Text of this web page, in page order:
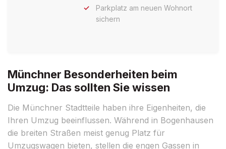
Parkplatz am neuen Wohnort
sichern
Münchner Besonderheiten beim
Umzug: Das sollten Sie wissen
Die Münchner Stadtteile haben ihre Eigenheiten, die
Ihren Umzug beeinflussen. Während in Bogenhausen
die breiten Straßen meist genug Platz für
Umzugswagen bieten, stellen die engen Gassen in